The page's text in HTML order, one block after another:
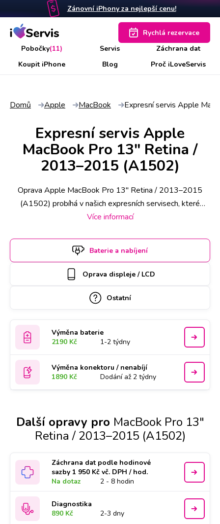
Zánovní iPhony za nejlepší cenu!
Pobočky(11) Servis
Záchrana dat
Koupit iPhone
Blog Proč iLoveServis
Rychlá rezervace
Domů Apple MacBook Expresní servis Apple
Expresní servis Apple
MacBook Pro 13" Retina /
2013–2015 (A1502)
Oprava Apple MacBook Pro 13" Retina / 2013–2015
(A1502) probíhá v našich expresních servisech, které
najdete na 11 místech po ČR. Některé úkony stihneme už
měli jistotu včasného servisu, rezervujte si termín a hodinu
online. Apple MacBook Pro 13" Retina / 2013–2015
(A1502) k opravě si u vás také může vyzvednout náš
kurýr, který vám ho poté zaveze zpět. Kvalitu práce
podtrhujeme doživotní zárukou a za díly ručíme
Více informací
Baterie a nabíjení
Oprava displeje / LCD
Ostatní
Výměna baterie
2190 Kč
1-2 týdny
Výměna konektoru / nenabíjí
1890 Kč
Dodání až 2 týdny
Další opravy pro MacBook Pro 13"
Retina / 2013–2015 (A1502)
Záchrana dat podle hodinové
sazby 1 950 Kč vč. DPH / hod.
Na dotaz
2 - 8 hodin
Diagnostika
890 Kč
2-3 dny